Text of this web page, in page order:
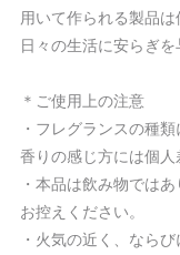
用いて作られる製品
日々の生活に安らぎを
＊ご使用上の注意
・フレグランスの種
香りの感じ方には個人
・本品は飲み物では
お控えください。
・火気の近く、なら